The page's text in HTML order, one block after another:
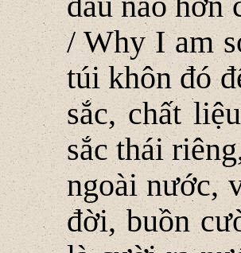
/ Why I am
túi khôn đó
sắc, chất
sắc thái
ngoài nước,
đời, buồn